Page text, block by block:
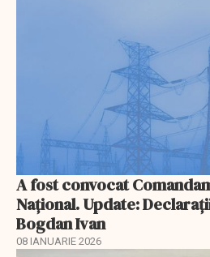
A fost convocat
Naţional. Update:
Bogdan Ivan
08 IANUARIE 2026